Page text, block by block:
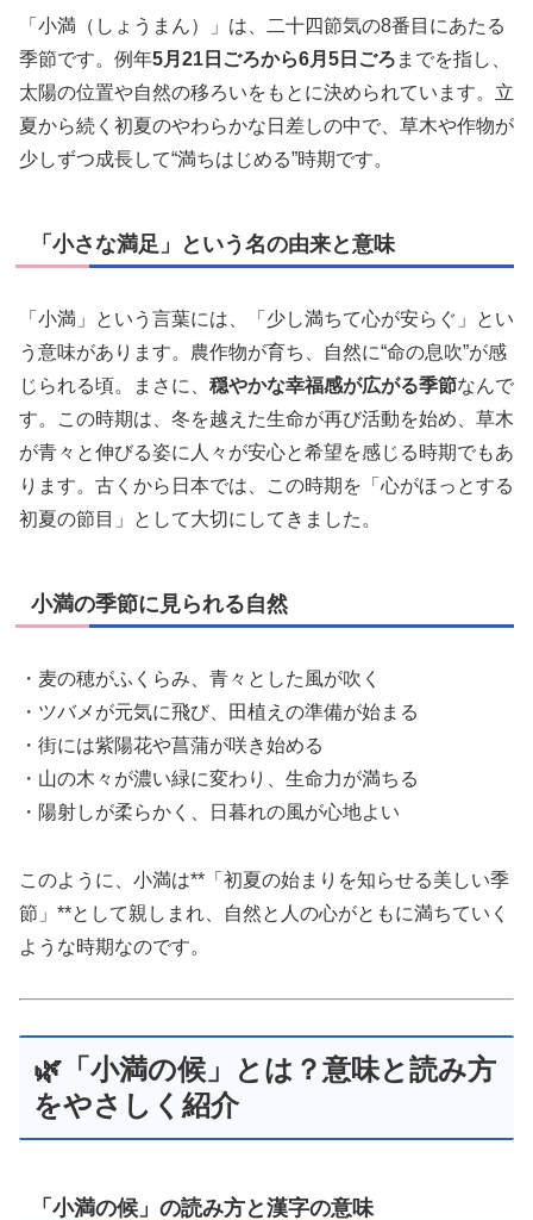
「小満（しょうまん）」は、二十四節気の8番目にあたる
季節です。例年5月21日ごろから6月5日ごろ までを指し、
太陽の位置や自然の移ろいをもとに決められています。立
夏から続く初夏のやわらかな日差しの中で、草木や作物が
少しずつ成長して“満ちはじめる”時期です。
「小さな満足」という名の由来と意味
「小満」という言葉には、「少し満ちて心が安らぐ」とい
う意味があります。農作物が育ち、自然に“命の息吹”が感
じられる頃。まさに、 穏やかな幸福感が広がる季節なんで
す。この時期は、冬を越えた生命が再び活動を始め、草木
が青々と伸びる姿に人々が安心と希望を感じる時期でもあ
ります。古くから日本では、この時期を「心がほっとする
初夏の節目」として大切にしてきました。
小満の季節に見られる自然
・麦の穂がふくらみ、青々とした風が吹く
・ツバメが元気に飛び、田植えの準備が始まる
・街には紫陽花や菖蒲が咲き始める
・山の木々が濃い緑に変わり、生命力が満ちる
・陽射しが柔らかく、日暮れの風が心地よい
このように、小満は**「初夏の始まりを知らせる美しい季
節」**として親しまれ、自然と人の心がともに満ちていく
ような時期なのです。
🌿「小満の候」とは？意味と読み方
をやさしく紹介
「小満の候」の読み方と漢字の意味